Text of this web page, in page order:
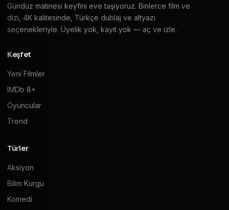
Gündüz matinesi keyfini eve taşıyoruz. Binlerce film ve
dizi, 4K kalitesinde, Türkçe dublaj ve altyazı
seçenekleriyle. Üyelik yok, kayıt yok — aç ve izle.
Keşfet
Yeni Filmler
IMDb 8+
Oyuncular
Trend
Türler
Aksiyon
Bilim Kurgu
Komedi